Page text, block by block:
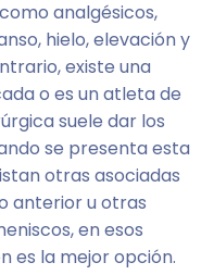
analgésicos,
hielo, elevación y
existe una
o es un atleta de
suele dar los
se presenta esta
otras asociadas
anterior u otras
en esos
es la mejor opción.